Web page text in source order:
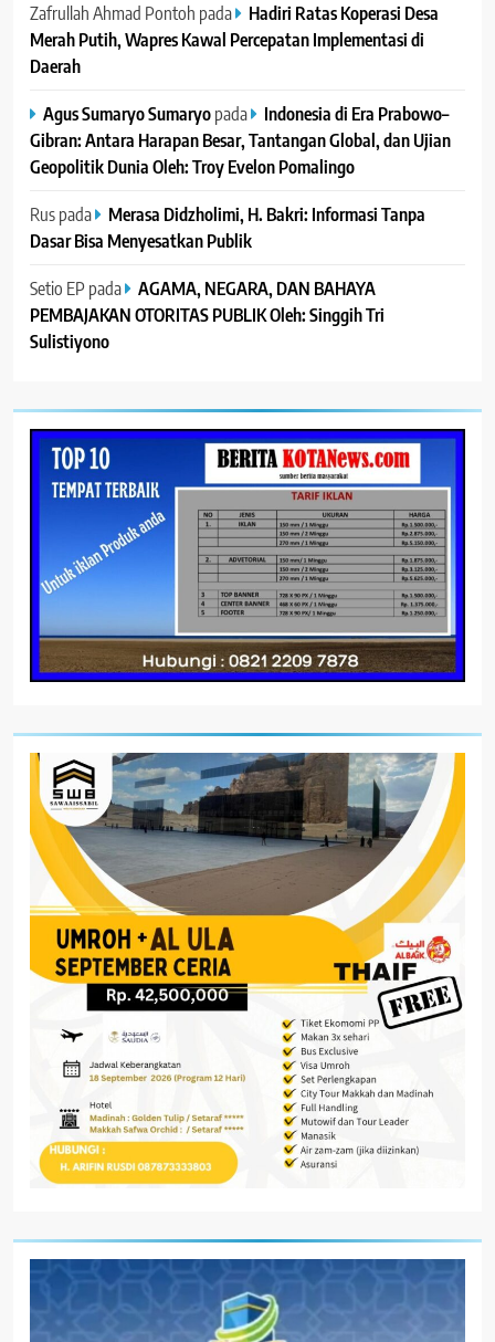
Zafrullah Ahmad Pontoh pada
Hadiri Ratas Koperasi Desa
Merah Putih, Wapres Kawal Percepatan Implementasi di
Daerah
Agus Sumaryo Sumaryopada
Indonesia di Era Prabowo–
Gibran: Antara Harapan Besar, Tantangan Global, dan Ujian
Geopolitik Dunia Oleh: Troy Evelon Pomalingo
Ruspada
Merasa Didzholimi, H. Bakri: Informasi Tanpa
Dasar Bisa Menyesatkan Publik
Setio EP pada
AGAMA, NEGARA, DAN BAHAYA
PEMBAJAKAN OTORITAS PUBLIK Oleh: Singgih Tri
Sulistiyono